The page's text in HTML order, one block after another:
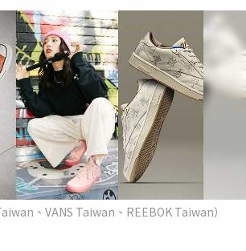
、VANS Taiwan、REEBOK Taiwan）